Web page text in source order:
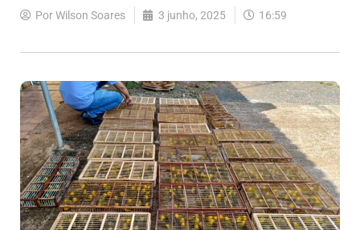
PorWilson Soares 3 junho, 2025 16:59